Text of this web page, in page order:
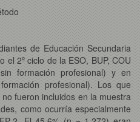
de Educación Secundaria
2º ciclo de la ESO, BUP, COU
formación profesional) y en
profesional). Los que
fueron incluidos en la muestra
como ocurría especialmente